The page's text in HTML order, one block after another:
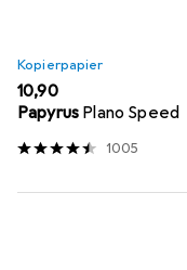
Kopierpapier
EUR
10,90
Papyrus Plano Speed
1005